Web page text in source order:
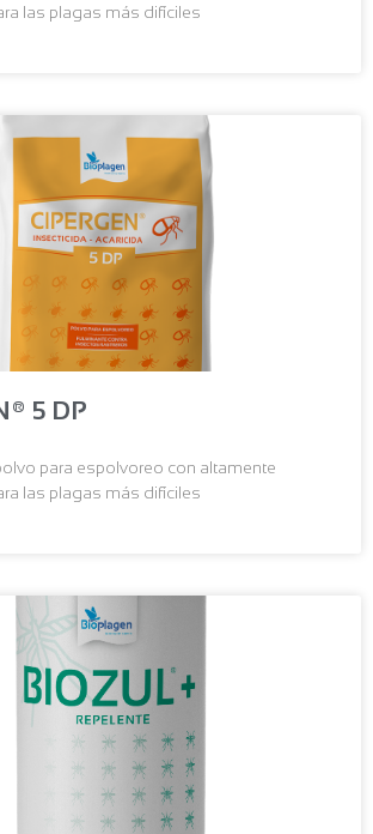
las plagas más difíciles
5 DP
para espolvoreo con altamente
las plagas más difíciles